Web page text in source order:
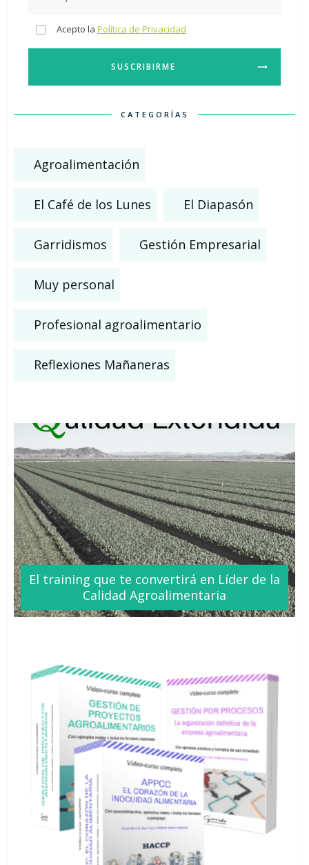
Acepto la Política de Privacidad
SUSCRIBIRME
CATEGORÍAS
Agroalimentación
El Café de los Lunes El Diapasón
Garridismos Gestión Empresarial
Muy personal
Profesional agroalimentario
Reflexiones Mañaneras
El training que te convertirá en Líder de la
Calidad Agroalimentaria